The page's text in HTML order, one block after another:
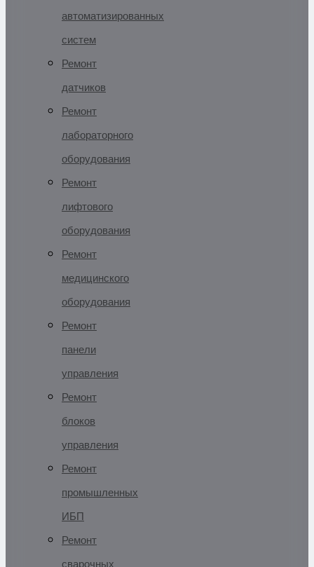
автоматизированных
систем
Ремонт
датчиков
Ремонт
лабораторного
оборудования
Ремонт
лифтового
оборудования
Ремонт
медицинского
оборудования
Ремонт
панели
управления
Ремонт
блоков
управления
Ремонт
промышленных
ИБП
Ремонт
сварочных